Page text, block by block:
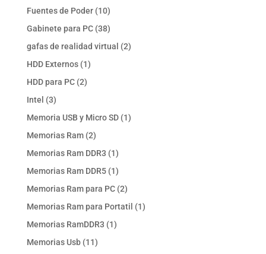
Fuentes de Poder 1010
productos
Gabinete para PC 3838
productos
gafas de realidad virtual 22
HDD Externos 11
HDD para PC 22
Intel 33
productos
Memoria USB y Micro SD 11
Memorias Ram 22
productos
Memorias Ram DDR3 11
producto
Memorias Ram DDR5 11
producto
Memorias Ram para PC 22
productos
Memorias Ram para Portatil 11
Memorias RamDDR3 11
Memorias Usb 1111